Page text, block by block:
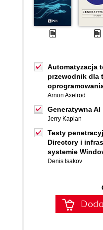
Automatyzacja
przewodnik dla
Arnon Axelrod
Generatywna AI
Jerry Kaplan
Testy
Directory i
systemie
Denis Isakov